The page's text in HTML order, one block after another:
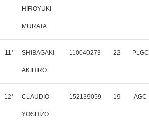
HIROYUKI
MURATA
11° SHIBAGAKI
AKIHIRO
110040273 22 PLGC
12° CLAUDIO
YOSHIZO
152139059 19 AGC